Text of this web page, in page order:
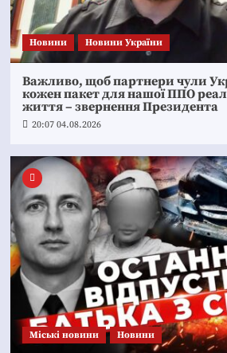
Новини Новини України
Важливо, щоб партнери чули
кожен пакет для нашої ППО
життя – звернення Президента
20:07 04.08.2026
Mіські новини Новини